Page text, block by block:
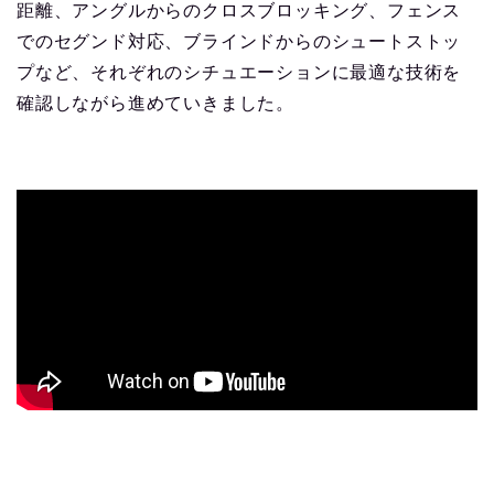
距離、アングルからのクロスブロッキング、フェンス
でのセグンド対応、ブラインドからのシュートストッ
プなど、それぞれのシチュエーションに最適な技術を
確認しながら進めていきました。